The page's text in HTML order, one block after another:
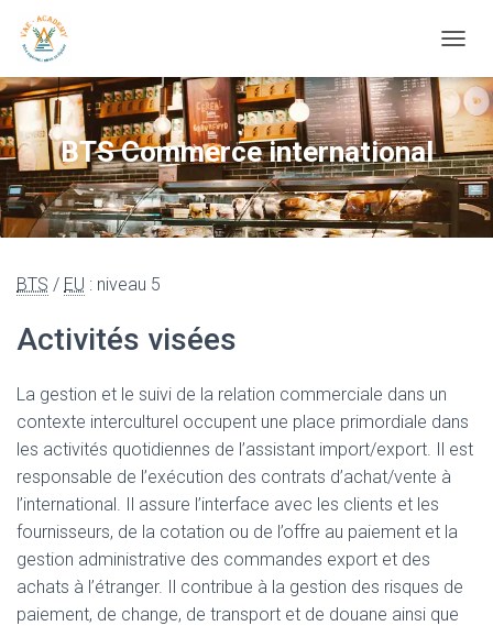
BTS Commerce international
BTS / EU : niveau 5
Activités visées
La gestion et le suivi de la relation commerciale dans un
contexte interculturel occupent une place primordiale dans
les activités quotidiennes de l’assistant import/export. Il est
responsable de l’exécution des contrats d’achat/vente à
l’international. Il assure l’interface avec les clients et les
fournisseurs, de la cotation ou de l’offre au paiement et la
gestion administrative des commandes export et des
achats à l’étranger. Il contribue à la gestion des risques de
paiement, de change, de transport et de douane ainsi que